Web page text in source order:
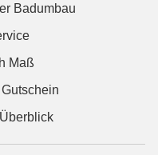
Badumbau
Maß